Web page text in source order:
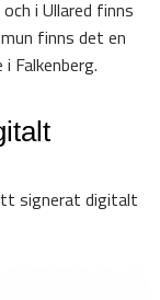
i Ullared finns
finns det en
Falkenberg.
signerat digitalt